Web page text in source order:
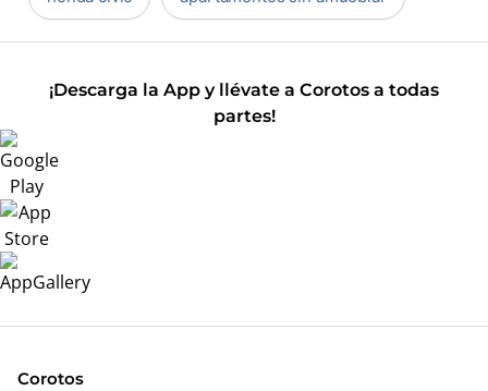
¡Descarga la App y llévate a Corotos a todas
partes!
Corotos